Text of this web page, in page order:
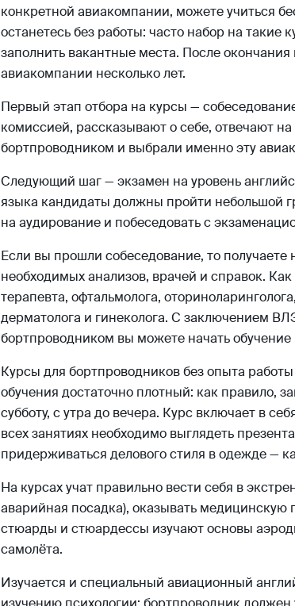
конкретной авиакомпании, можете учиться
останетесь без работы: часто набор на такие
заполнить вакантные места. После окончания
авиакомпании несколько лет.
Первый этап отбора на курсы —
комиссией, рассказывают о себе, отвечают
бортпроводником и выбрали именно эту
Следующий шаг — экзамен на уровень
языка кандидаты должны пройти небольшой
на аудирование и побеседовать с
Если вы прошли собеседование, то
необходимых анализов, врачей и справок.
терапевта, офтальмолога,
дерматолога и гинеколога. С заключением
бортпроводником вы можете начать обучение
Курсы для бортпроводников без опыта
обучения достаточно плотный: как правило,
субботу, с утра до вечера. Курс включает в
всех занятиях необходимо выглядеть
придерживаться делового стиля в одежде —
На курсах учат правильно вести себя в
аварийная посадка), оказывать
стюарды и стюардессы изучают основы
самолёта.
Изучается и специальный авиационный